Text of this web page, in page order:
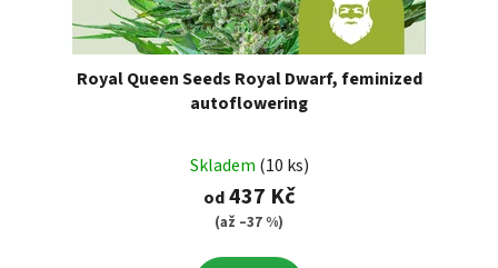
Royal Queen Seeds Royal Dwarf, feminized
autoflowering
Skladem (10 ks)
od437 Kč
(až –37 %)